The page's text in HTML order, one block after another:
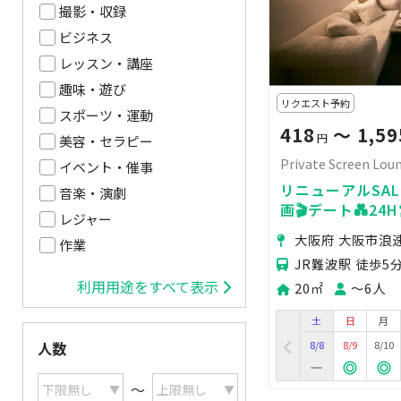
撮影・収録
ビジネス
レッスン・講座
趣味・遊び
スポーツ・運動
美容・セラピー
イベント・催事
音楽・演劇
レジャー
作業
利用用途をすべて表示
人数
〜
リクエスト予約
418 円 〜
Private Screen
リニューアル
画🎬デート
会📸女子会💖推
大阪府 大阪市浪
JR難波駅 徒歩5
20㎡
〜6人
土
8/8
日
8/9
月
8/10